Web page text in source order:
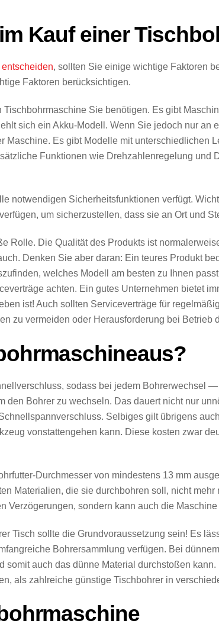
Kauf einer
, sollten Sie einige wichtige Faktoren
Faktoren berücksichtigen.
Sie benötigen. Es gibt
sich ein Akku-Modell. Wenn Sie jedoch nur an
Maschine. Es gibt Modelle mit unterschiedlichen
Funktionen wie Drehzahlenregelung und
notwendigen Sicherheitsfunktionen verfügt.
um sicherzustellen, dass sie an Ort und
Rolle. Die Qualität des Produkts ist
Denken Sie aber daran: Ein teures Produkt
welches Modell am besten zu Ihnen
achten. Ein gutes Unternehmen bietet
ist! Auch sollten Serviceverträge für
zu vermeiden oder Herausforderung bei Betrieb
sodass bei jedem Bohrerwechsel
Bohrer zu wechseln. Das dauert nicht nur
Selbiges gilt übrigens
vonstattengehen kann. Diese kosten zwar
Durchmesser von mindestens 13 mm
Materialien, die sie durchbohren soll, nicht
Verzögerungen, sondern kann auch die
Tisch sollte die Grundvoraussetzung sein! Es
Bohrersammlung verfügen. Bei
somit auch das dünne Material durchstoßen
als zahlreiche günstige Tischbohrer in